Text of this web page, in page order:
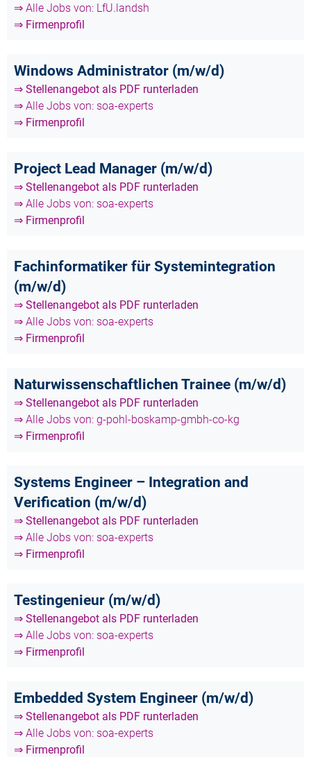
⇒ Alle Jobs von: LfU.landsh
⇒ Firmenprofil
Windows Administrator (m/w/d)
⇒ Stellenangebot als PDF runterladen
⇒ Alle Jobs von: soa-experts
⇒ Firmenprofil
Project Lead Manager (m/w/d)
⇒ Stellenangebot als PDF runterladen
⇒ Alle Jobs von: soa-experts
⇒ Firmenprofil
Fachinformatiker für Systemintegration
(m/w/d)
⇒ Stellenangebot als PDF runterladen
⇒ Alle Jobs von: soa-experts
⇒ Firmenprofil
Naturwissenschaftlichen Trainee (m/w/d)
⇒ Stellenangebot als PDF runterladen
⇒ Alle Jobs von: g-pohl-boskamp-gmbh-co-kg
⇒ Firmenprofil
Systems Engineer – Integration and
Verification (m/w/d)
⇒ Stellenangebot als PDF runterladen
⇒ Alle Jobs von: soa-experts
⇒ Firmenprofil
Testingenieur (m/w/d)
⇒ Stellenangebot als PDF runterladen
⇒ Alle Jobs von: soa-experts
⇒ Firmenprofil
Embedded System Engineer (m/w/d)
⇒ Stellenangebot als PDF runterladen
⇒ Alle Jobs von: soa-experts
⇒ Firmenprofil